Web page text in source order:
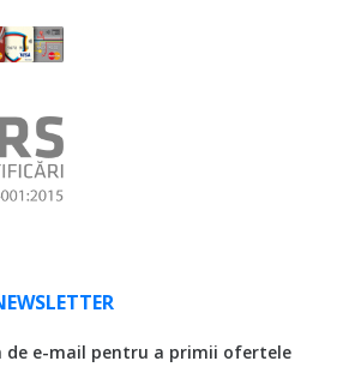
de e-mail pentru a primii ofertele